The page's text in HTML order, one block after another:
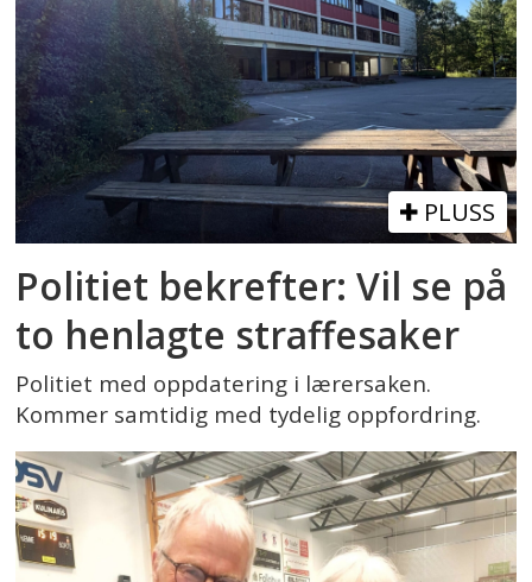
PLUSS
Politiet bekrefter: Vil se på
to henlagte straffesaker
Politiet med oppdatering i lærersaken.
Kommer samtidig med tydelig oppfordring.